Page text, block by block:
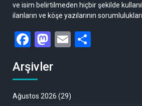
ve isim belirtilmeden hiçbir şekilde
ilanların ve köşe yazılarının
Facebook
Mastodon
Email
Arşivler
Ağustos 2026 (29)